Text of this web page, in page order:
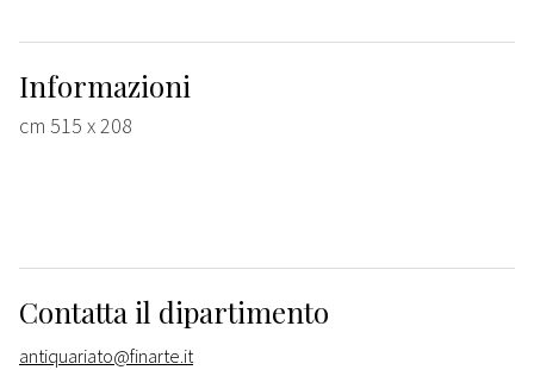
Informazioni
cm 515 x 208
Contatta il dipartimento
antiquariato@finarte.it